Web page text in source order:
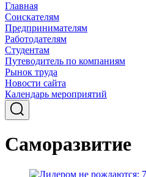
Главная
Соискателям
Предпринимателям
Работодателям
Студентам
Путеводитель по компаниям
Рынок труда
Новости сайта
Календарь мероприятий
Саморазвитие